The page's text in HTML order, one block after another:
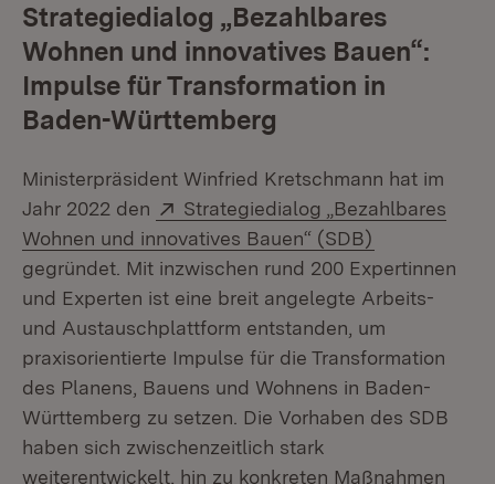
Strategiedialog „Bezahlbares
Wohnen und innovatives Bauen“:
Impulse für Transformation in
Baden-Württemberg
Ministerpräsident Winfried Kretschmann hat im
Jahr 2022 den
Extern:
Strategiedialog „Bezahlbares
Wohnen und innovatives Bauen“ (SDB)
gegründet. Mit inzwischen rund 200 Expertinnen
und Experten ist eine breit angelegte Arbeits-
und Austauschplattform entstanden, um
praxisorientierte Impulse für die Transformation
des Planens, Bauens und Wohnens in Baden-
Württemberg zu setzen. Die Vorhaben des SDB
haben sich zwischenzeitlich stark
weiterentwickelt, hin zu konkreten Maßnahmen